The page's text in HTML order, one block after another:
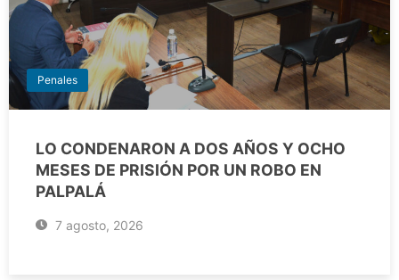
Penales
LO CONDENARON A DOS AÑOS Y OCHO
MESES DE PRISIÓN POR UN ROBO EN
PALPALÁ
7 agosto, 2026